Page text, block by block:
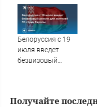
Белоруссия с 19
июля введет
безвизовый
Получайте